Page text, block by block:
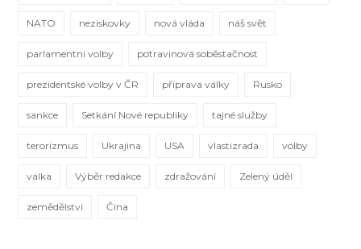
NATO neziskovky nová vláda náš svět
parlamentní volby potravinová soběstačnost
prezidentské volby v ČR příprava války Rusko
sankce Setkání Nové republiky tajné služby
terorizmus Ukrajina USA vlastizrada volby
válka Výběr redakce zdražování Zelený úděl
zemědělství Čína